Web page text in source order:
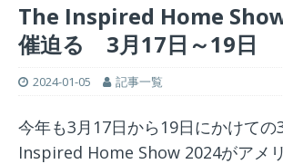
The Inspired Home
催迫る 3月17日～19日
2024-01-05 記事一覧
今年も3月17日から19日にかけての
Inspired Home Show 2024がアメ